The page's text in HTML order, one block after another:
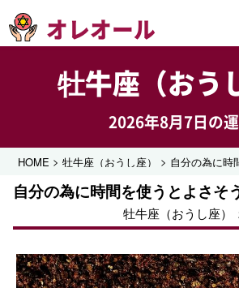
オレオール
牡牛座（おう
2026年8月7日の
HOME >牡牛座（おうし座） > 自分の為に時
自分の為に時間を使うとよさそ
牡牛座（おうし座）